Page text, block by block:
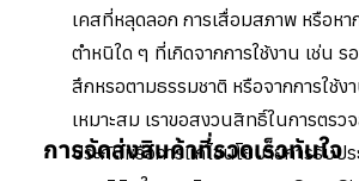
เคสที่หลุดลอก การเสื่อมสภาพ หรือห
ตำหนิใด ๆ ที่เกิดจากการใช้งาน เช่น ร
สึกหรอตามธรรมชาติ หรือจากการใช้ง
เหมาะสม เราขอสงวนสิทธิ์ในการตรว
ประกันหรือการแก้ไขนโยบายการรับปร
การจัดส่งสินค้าที่รวดเร็วทันใจ